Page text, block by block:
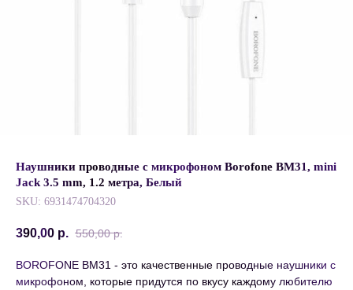
Наушники проводные с микрофоном Borofone BM31, mini
Jack 3.5 mm, 1.2 метра, Белый
SKU: 6931474704320
390,00 р. 550,00 р.
BOROFONE BM31 - это качественные проводные наушники с
микрофоном, которые придутся по вкусу каждому любителю